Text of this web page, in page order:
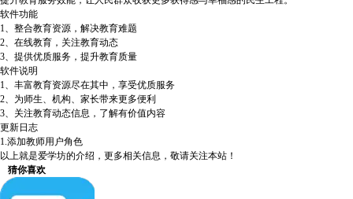
软件功能
1、整合教育资源，解决教育难题
2、在线教育，关注教育动态
3、提供优质服务，提升教育质量
软件说明
1、丰富教育资源尽在其中，享受优质服务
2、为师生、机构、家长带来更多便利
3、关注教育动态信息，了解有价值内容
更新日志
1.添加教师用户角色
以上就是爱学坊的介绍，更多相关信息，敬请关注本站！
猜你喜欢